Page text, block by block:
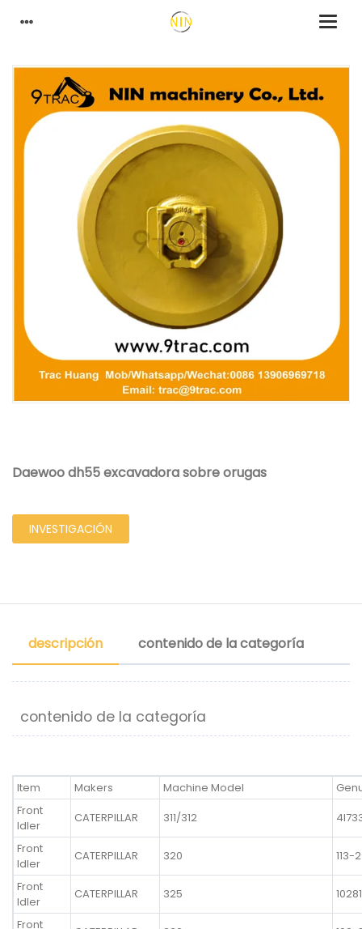
Daewoo dh55 excavadora sobre orugas
INVESTIGACIÓN
descripción contenido de la categoría
contenido de la categoría
Item Makers Machine Model
Front
Idler
CATERPILLAR 311/312
Front
Idler
CATERPILLAR 320
113-
Front
Idler
CATERPILLAR 325
Front